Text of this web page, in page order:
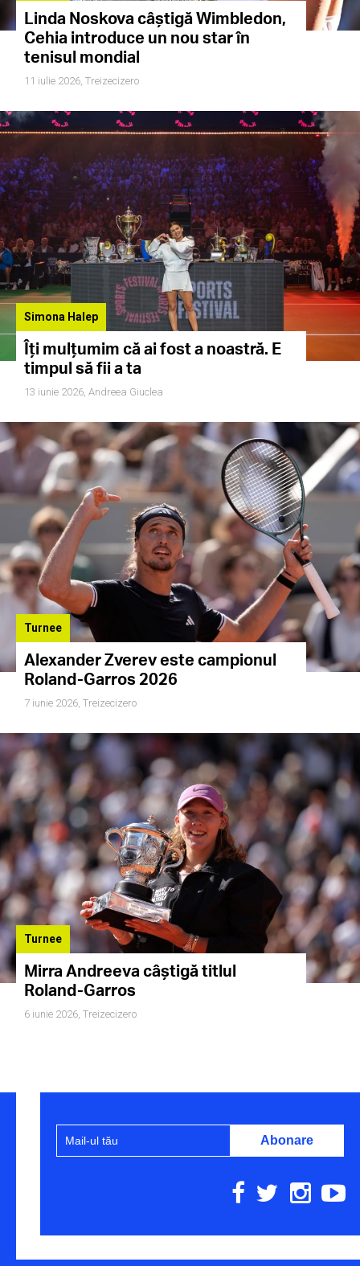
Linda Noskova câștigă Wimbledon,
Cehia introduce un nou star în
tenisul mondial
11 iulie 2026, Treizecizero
Simona Halep
Îți mulțumim că ai fost a noastră. E
timpul să fii a ta
13 iunie 2026, Andreea Giuclea
Turnee
Alexander Zverev este campionul
Roland-Garros 2026
7 iunie 2026, Treizecizero
Turnee
Mirra Andreeva câștigă titlul
Roland-Garros
6 iunie 2026, Treizecizero